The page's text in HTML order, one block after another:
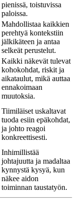
pienissä, toistuvissa
paloissa.
Mahdollistaa kaikkien
perehtyä kontekstiin
jälkikäteen ja antaa
selkeät perustelut.
Kaikki näkevät tulevat
kohokohdat, riskit ja
aikataulut, mikä auttaa
ennakoimaan
muutoksia.
Tiimiläiset uskaltavat
tuoda esiin epäkohdat,
ja johto reagoi
konkreettisesti.
Inhimillistää
johtajuutta ja madaltaa
kynnystä kysyä, kun
näkee aidon
toiminnan taustatyön.